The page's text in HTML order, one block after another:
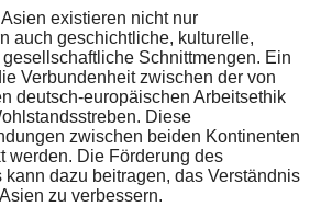
existieren nicht nur
auch geschichtliche, kulturelle,
Schnittmengen. Ein
Verbundenheit zwischen der von
deutsch-europäischen Arbeitsethik
Diese
zwischen beiden Kontinenten
werden. Die Förderung des
kann dazu beitragen, das Verständnis
zu verbessern.